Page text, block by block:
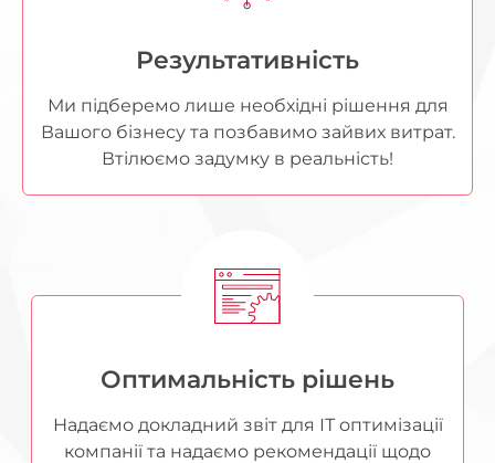
Результативність
Ми підберемо лише необхідні рішення для
Вашого бізнесу та позбавимо зайвих витрат.
Втілюємо задумку в реальність!
Оптимальність рішень
Надаємо докладний звіт для ІТ оптимізації
компанії та надаємо рекомендації щодо